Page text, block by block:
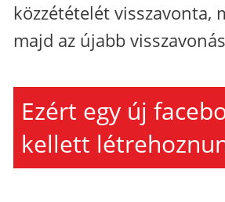
közzétételét visszavonta,
majd az újabb
Ezért egy új
kellett